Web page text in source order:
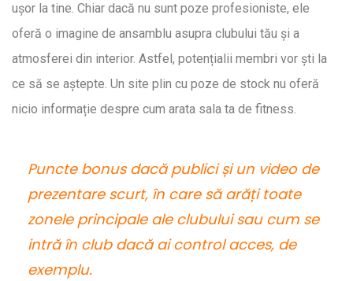
ușor la tine. Chiar dacă nu sunt poze profesioniste, ele
oferă o imagine de ansamblu asupra clubului tău și a
atmosferei din interior. Astfel, potențialii membri vor ști la
ce să se aștepte. Un site plin cu poze de stock nu oferă
nicio informație despre cum arata sala ta de fitness.
Puncte bonus dacă publici și un video de
prezentare scurt, în care să arăți toate
zonele principale ale clubului sau cum se
intră în club dacă ai control acces, de
exemplu.